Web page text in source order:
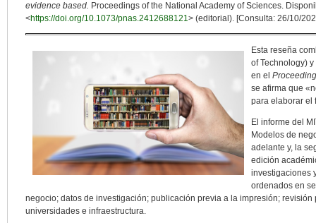
evidence based. Proceedings of the National Academy of Sciences.
<https://doi.org/10.1073/pnas.2412688121> (editorial). [Consulta: 26/10/
Esta reseña
of Technology)
en el
se afirma que
para elaborar el
El informe del
Modelos de
adelante y, la
edición
investigaciones
ordenados en
negocio; datos de investigación; publicación previa a la impresión;
universidades e infraestructura.